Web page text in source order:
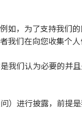
，为了支持我们
们在向您收集个
们认为必要的
进行披露，前提